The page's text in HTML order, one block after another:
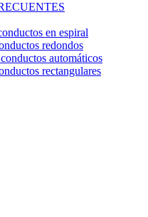
en espiral
redondos
automáticos
rectangulares